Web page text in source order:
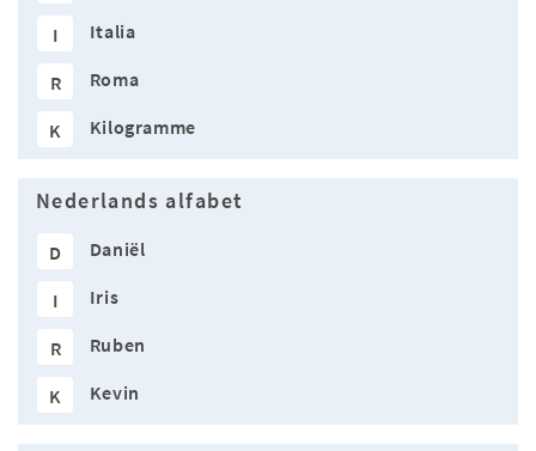
I Italia
R Roma
K Kilogramme
Nederlands alfabet
D Daniël
I Iris
R Ruben
K Kevin